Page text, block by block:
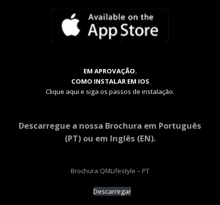
EM APROVAÇÃO.
COMO INSTALAR EM IOS
Clique aqui e siga os passos de instalação.
Descarregue a nossa Brochura em Português
(PT) ou em Inglês (EN).
Brochura QMLifestyle – PT
Descarregar